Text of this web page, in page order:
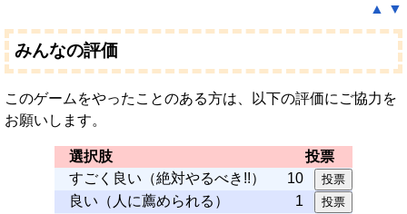
▲ ▼
みんなの評価
このゲームをやったことのある方は、以下の評価にご協力を
お願いします。
選択肢
投票
すごく良い（絶対やるべき!!）
10
良い（人に薦められる）
1